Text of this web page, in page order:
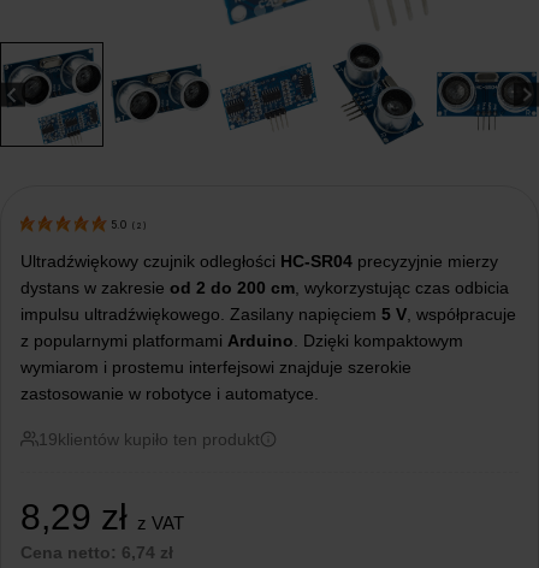
5.0 ( 2 )
Ultradźwiękowy czujnik odległości HC-SR04 precyzyjnie mierzy
dystans w zakresie od 2 do 200 cm , wykorzystując czas odbicia
impulsu ultradźwiękowego. Zasilany napięciem 5 V , współpracuje
z popularnymi platformami Arduino . Dzięki kompaktowym
wymiarom i prostemu interfejsowi znajduje szerokie
zastosowanie w robotyce i automatyce.
19klientów kupiło ten produkt
8,29 zł z VAT
Cena netto: 6,74 zł